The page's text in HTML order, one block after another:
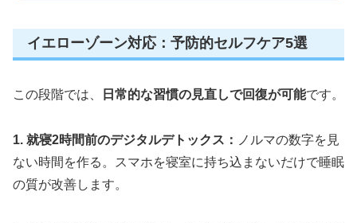
イエローゾーン対応：予防的セルフケア5選
この段階では、 日常的な習慣の見直しで回復が可能です。
1. 就寝2時間前のデジタルデトックス： ノルマの数字を見
ない時間を作る。スマホを寝室に持ち込まないだけで睡眠
の質が改善します。